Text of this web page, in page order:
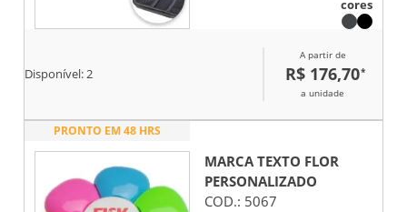
cores
Disponível:2
A partir de
R$ 176,70*
a unidade
PRONTO EM 48 HRS
MARCA TEXTO FLOR
PERSONALIZADO
COD.: 5067